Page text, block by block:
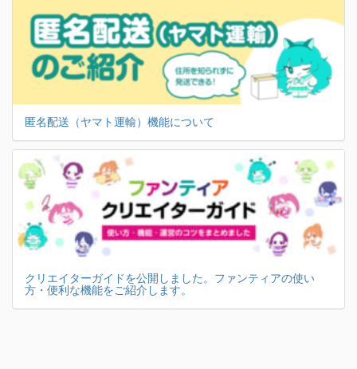
匿名配送（ヤマト運輸）機能について
クリエイターガイドを公開しました。ファンティアの使い
方・便利な機能をご紹介します。